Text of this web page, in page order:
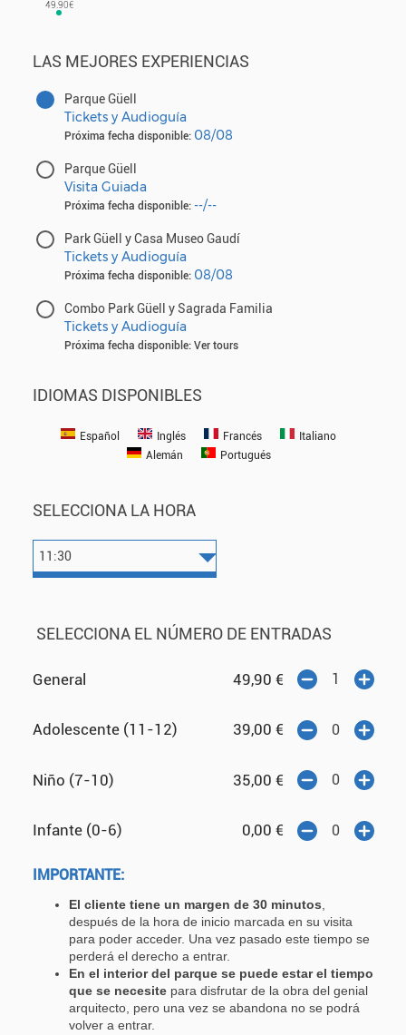
LAS MEJORES EXPERIENCIAS
Parque Güell
Tickets y Audioguía
Próxima fecha disponible: 08/08
Parque Güell
Visita Guiada
Próxima fecha disponible: --/--
Park Güell y Casa Museo Gaudí
Tickets y Audioguía
Próxima fecha disponible: 08/08
Combo Park Güell y Sagrada Familia
Tickets y Audioguía
Próxima fecha disponible: Ver tours
IDIOMAS DISPONIBLES
Español Inglés Francés
Italiano
Alemán
Portugués
SELECCIONA LA HORA
SELECCIONA EL NÚMERO DE ENTRADAS
General 49,90 €
Adolescente (11-12) 39,00 €
Niño (7-10) 35,00 €
Infante (0-6) 0,00 €
IMPORTANTE:
El cliente tiene un margen de 30 minutos
después de la hora de inicio marcada en su visita
para poder acceder. Una vez pasado este tiempo se
perderá el derecho a entrar.
En el interior del parque se puede estar el tiempo
que se necesite para disfrutar de la obra del genial
arquitecto, pero una vez se abandona no se podrá
volver a entrar.